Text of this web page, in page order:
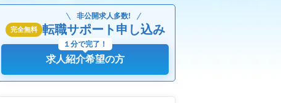
完全無料
非公開求人多数!
転職サポート申し込み
求人紹介希望の方
１分で完了！